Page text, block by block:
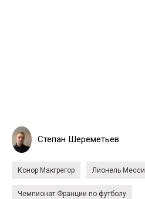
Степан Шереметьев
Конор Макгрегор Лионель Месси
Чемпионат Франции по футболу